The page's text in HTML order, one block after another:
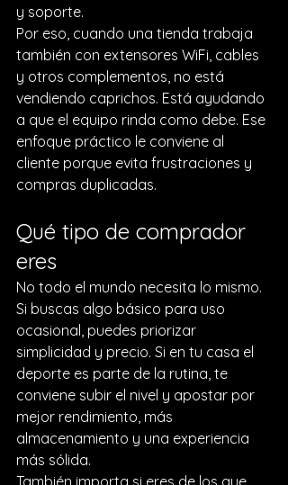
y soporte.
Por eso, cuando una tienda trabaja
también con extensores WiFi, cables
y otros complementos, no está
vendiendo caprichos. Está ayudando
a que el equipo rinda como debe. Ese
enfoque práctico le conviene al
cliente porque evita frustraciones y
compras duplicadas.
Qué tipo de comprador
eres
No todo el mundo necesita lo mismo.
Si buscas algo básico para uso
ocasional, puedes priorizar
simplicidad y precio. Si en tu casa el
deporte es parte de la rutina, te
conviene subir el nivel y apostar por
mejor rendimiento, más
almacenamiento y una experiencia
más sólida.
También importa si eres de los que